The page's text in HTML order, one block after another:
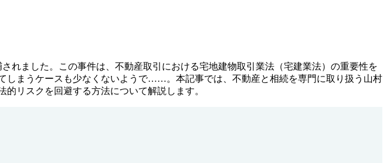
れました。この事件は、不動産取引における宅地建物取引業法（宅建業法）の重要性を
しまうケースも少なくないようで……。本記事では、不動産と相続を専門に取り扱う山村
リスクを回避する方法について解説します。